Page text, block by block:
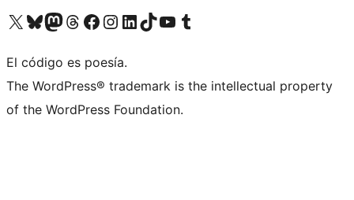
Visit our X (formerly Twitter) account
Visit our Bluesky account
Visit our Mastodon account
Visit our Threads account
Visita nuestra página de Facebook
Visita nuestra cuenta de Instagram
Visita nuestra cuenta de LinkedIn
Visit our TikTok account
Visita nuestro canal de YouTube
Visit our Tumblr account
El código es poesía.
The WordPress® trademark is the intellectual property
of the WordPress Foundation.